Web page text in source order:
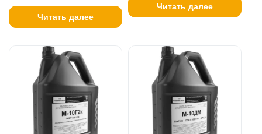
Читать далее
Читать далее